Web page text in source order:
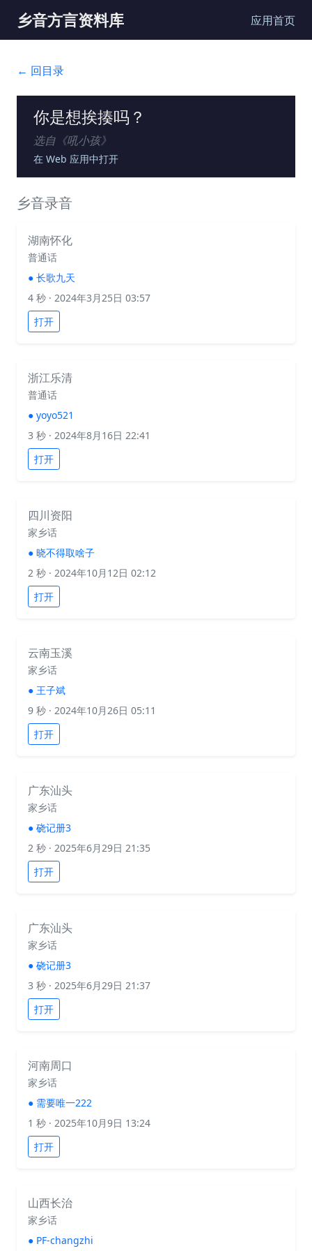
乡音方言资料库 应用首页
← 回目录
你是想挨揍吗？
选自《吼小孩》
在 Web 应用中打开
乡音录音
湖南怀化
普通话
● 长歌九天
4 秒 · 2024年3月25日 03:57
打开
浙江乐清
普通话
● yoyo521
3 秒 · 2024年8月16日 22:41
打开
四川资阳
家乡话
● 晓不得取啥子
2 秒 · 2024年10月12日 02:12
打开
云南玉溪
家乡话
● 王子斌
9 秒 · 2024年10月26日 05:11
打开
广东汕头
家乡话
● 硗记册3
2 秒 · 2025年6月29日 21:35
打开
广东汕头
家乡话
● 硗记册3
3 秒 · 2025年6月29日 21:37
打开
河南周口
家乡话
● 需要唯一222
1 秒 · 2025年10月9日 13:24
打开
山西长治
家乡话
● PF-changzhi